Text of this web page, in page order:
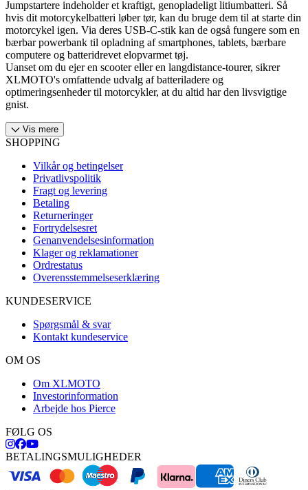
Jumpstartere indeholder et kraftigt, genopladeligt litiumbatteri. Så
hvis dit motorcykelbatteri løber tør, kan du bruge dem til at starte din
motorcykel igen. Via deres USB-C-stik kan de også fungere som en
bærbar powerbank til opladning af smartphones, tablets, bærbare
computere og batteridrevet elopvarmet tøj.
Uanset om du ejer en scooter eller en langdistance-tourer, sikrer
XLMOTO's omfattende udvalg af batteriladere og
optimeringsenheder til motorcykler, at du altid har den livsvigtige
gnist.
Vis mere
SHOPPING
Vilkår og betingelser
Privatlivspolitik
Fragt og levering
Betaling
Returneringer
Fortrydelsesret
Genanvendelsesinformation
Klager og reklamationer
Ordrestatus
Overensstemmelseserklæring
KUNDESERVICE
Spørgsmål & svar
Kontakt kundeservice
OM OS
Om XLMOTO
Investorinformation
Arbejde hos Pierce
FØLG OS
BETALINGSMULIGHEDER